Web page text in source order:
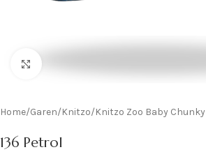
Klik om te vergroten
Home/Garen/Knitzo/Knitzo Zoo Baby Chunky
136 Petrol